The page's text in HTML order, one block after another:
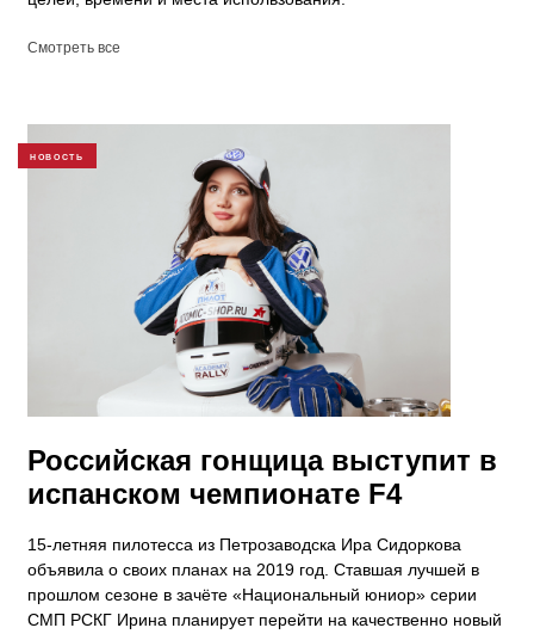
Смотреть все
НОВОСТЬ
Российская гонщица выступит в
испанском чемпионате F4
15-летняя пилотесса из Петрозаводска Ира Сидоркова
объявила о своих планах на 2019 год. Ставшая лучшей в
прошлом сезоне в зачёте «Национальный юниор» серии
СМП РСКГ Ирина планирует перейти на качественно новый